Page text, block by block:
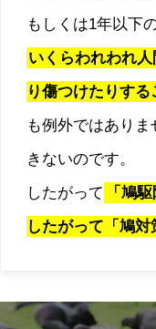
もしくは1年以下
いくらわれわれ
り傷つけたりする
も例外ではあり
きないのです。
したがって
「鳩
したがって「鳩対